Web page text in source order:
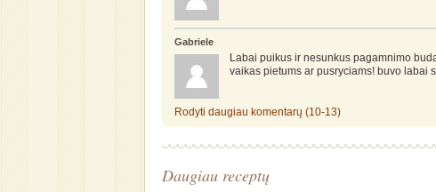
Gabriele
Labai puikus ir nesunkus pagamnimo
vaikas pietums ar pusryciams! buvo labai
Rodyti daugiau komentarų (10-13)
Daugiau receptų